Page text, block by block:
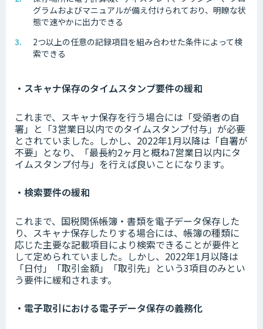
グラムおよびマニュアルが備え付けられており、明瞭な状
態で速やかに出力できる
2つ以上の任意の記録項目を組み合わせた条件によって検
索できる
・スキャナ保存のタイムスタンプ要件の緩和
これまで、スキャナ保存を行う場合には「受領者の自
署」と「3営業日以内でのタイムスタンプ付与」が必要
とされていました。しかし、2022年1月以降は「自署が
不要」となり、「最長約2ヶ月と概ね7営業日以内にタ
イムスタンプ付与」を行えば良いことになります。
・検索要件の緩和
これまで、国税関係帳簿・書類を電子データ保存した
り、スキャナ保存したりする場合には、帳簿の種類に
応じた主要な記載項目により検索できることが要件と
して定められていました。しかし、2022年1月以降は
「日付」「取引金額」「取引先」という3項目のみとい
う要件に緩和されます。
・電子取引における電子データ保存の義務化